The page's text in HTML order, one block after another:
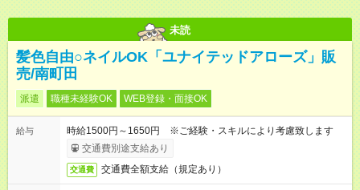
未読
髪色自由○ネイルOK「ユナイテッドアローズ」販
売/南町田
派遣 職種未経験OK WEB登録・面接OK
給与
時給1500円～1650円 ※ご経験・スキルにより考慮致します
交通費別途支給あり
交通費 交通費全額支給（規定あり）